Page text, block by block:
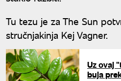
Tu tezu je za The Sun
stručnjakinja Kej Vagner.
Uz ovaj
buja